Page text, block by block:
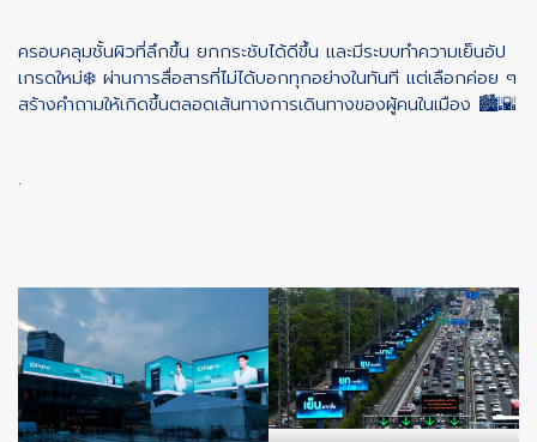
ครอบคลุมชั้นผิวที่ลึกขึ้น ยกกระชับได้ดีขึ้น และมีระบบทำความเย็นอัป
เกรดใหม่❄️ ผ่านการสื่อสารที่ไม่ได้บอกทุกอย่างในทันที แต่เลือกค่อย ๆ
สร้างคำถามให้เกิดขึ้นตลอดเส้นทางการเดินทางของผู้คนในเมือง 🏙️🌇
.